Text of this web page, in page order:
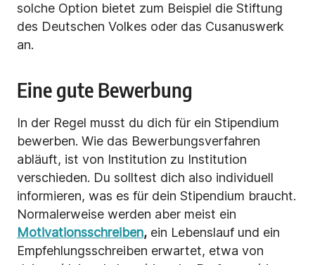
solche Option bietet zum Beispiel die Stiftung
des Deutschen Volkes oder das Cusanuswerk
an.
Eine gute Bewerbung
In der Regel musst du dich für ein Stipendium
bewerben. Wie das Bewerbungsverfahren
abläuft, ist von Institution zu Institution
verschieden. Du solltest dich also individuell
informieren, was es für dein Stipendium braucht.
Normalerweise werden aber meist ein
Motivationsschreiben, ein Lebenslauf und ein
Empfehlungsschreiben erwartet, etwa von